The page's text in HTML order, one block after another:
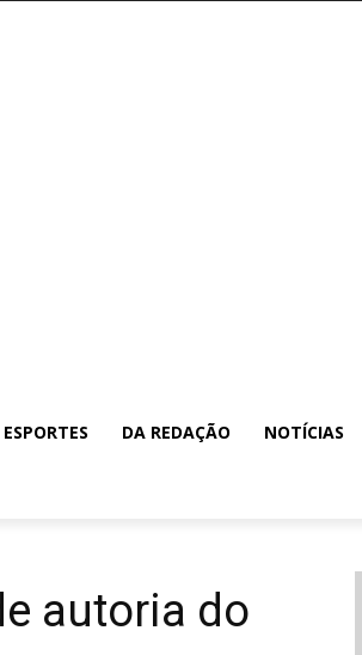
ESPORTES DA REDAÇÃO NOTÍCIAS
autoria do